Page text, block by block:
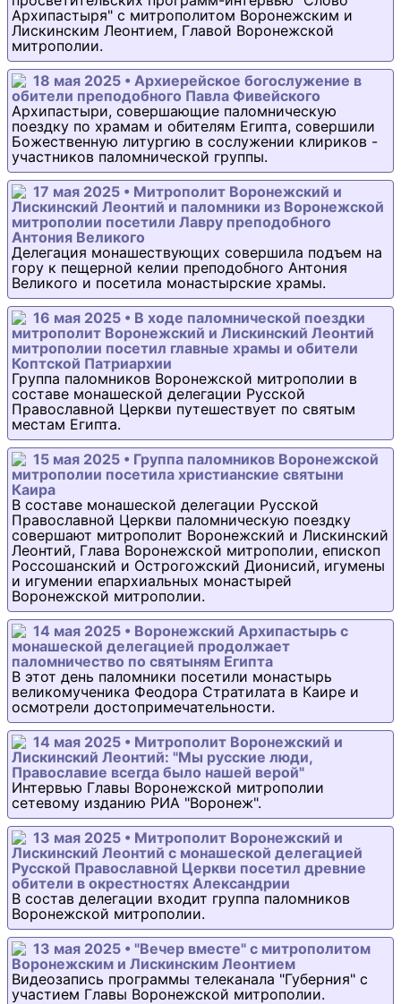
Архипастыря" с митрополитом Воронежским и
Лискинским Леонтием, Главой Воронежской
митрополии.
18 мая 2025 • Архиерейское богослужение в
обители преподобного Павла Фивейского
Архипастыри, совершающие паломническую
поездку по храмам и обителям Египта, совершили
Божественную литургию в сослужении клириков -
участников паломнической группы.
17 мая 2025 • Митрополит Воронежский и
Лискинский Леонтий и паломники из Воронежской
митрополии посетили Лавру преподобного
Антония Великого
Делегация монашествующих совершила подъем на
гору к пещерной келии преподобного Антония
Великого и посетила монастырские храмы.
16 мая 2025 • В ходе паломнической поездки
митрополит Воронежский и Лискинский Леонтий
митрополии посетил главные храмы и обители
Коптской Патриархии
Группа паломников Воронежской митрополии в
составе монашеской делегации Русской
Православной Церкви путешествует по святым
местам Египта.
15 мая 2025 • Группа паломников Воронежской
митрополии посетила христианские святыни
Каира
В составе монашеской делегации Русской
Православной Церкви паломническую поездку
совершают митрополит Воронежский и Лискинский
Леонтий, Глава Воронежской митрополии, епископ
Россошанский и Острогожский Дионисий, игумены
и игумении епархиальных монастырей
Воронежской митрополии.
14 мая 2025 • Воронежский Архипастырь с
монашеской делегацией продолжает
паломничество по святыням Египта
В этот день паломники посетили монастырь
великомученика Феодора Стратилата в Каире и
осмотрели достопримечательности.
14 мая 2025 • Митрополит Воронежский и
Лискинский Леонтий: "Мы русские люди,
Православие всегда было нашей верой"
Интервью Главы Воронежской митрополии
сетевому изданию РИА "Воронеж".
13 мая 2025 • Митрополит Воронежский и
Лискинский Леонтий с монашеской делегацией
Русской Православной Церкви посетил древние
обители в окрестностях Александрии
В состав делегации входит группа паломников
Воронежской митрополии.
13 мая 2025 • "Вечер вместе" с митрополитом
Воронежским и Лискинским Леонтием
Видеозапись программы телеканала "Губерния" с
участием Главы Воронежской митрополии.